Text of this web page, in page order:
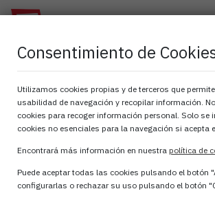
Charla PEAC en
ZUCAMI
15 de octubre, 2025
Consentimiento de
Utilizamos cookies propias y de terceros que
usabilidad de navegación y recopilar información.
cookies para recoger información personal. Solo se
cookies no esenciales para la navegación si acepta
Encontrará más información en nuestra política de
Puede aceptar todas las cookies pulsando el botón
configurarlas o rechazar su uso pulsando el botón